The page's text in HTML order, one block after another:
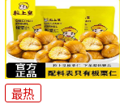
最热